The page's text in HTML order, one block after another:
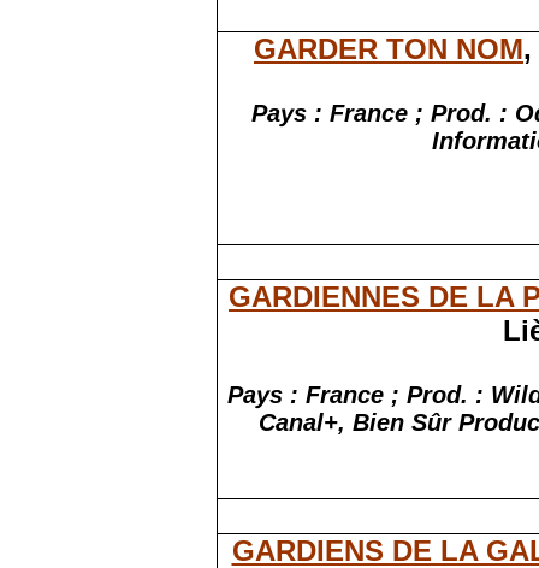
GARDER TON NOM,
Pays : France ; Prod. :
GARDIENNES DE LA
Pays : France ; Prod. :
Canal+, Bien Sûr
GARDIENS DE LA